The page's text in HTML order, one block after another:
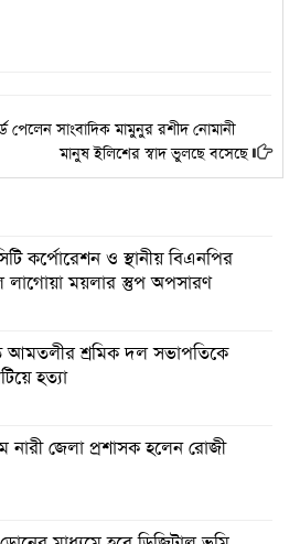
পেলেন সাংবাদিক মামুনুর রশীদ নোমানী
মানুষ ইলিশের স্বাদ ভুলছে বসেছে
কর্পোরেশন ও স্থানীয় বিএনপির
লাগোয়া ময়লার স্তুপ অপসারণ
আমতলীর শ্রমিক দল সভাপতিকে
হত্যা
নারী জেলা প্রশাসক হলেন রোজী